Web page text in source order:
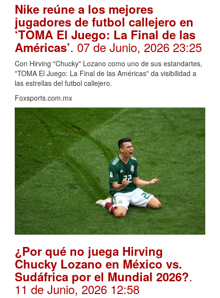
Nike reúne a los mejores
jugadores de futbol callejero en
‘TOMA El Juego: La Final de las
Américas’. 07 de Junio, 2026 23:25
Con Hirving "Chucky" Lozano como uno de sus estandartes,
"TOMA El Juego: La Final de las Américas" da visibilidad a
las estrellas del futbol callejero.
Foxsports.com.mx
¿Por qué no juega Hirving
Chucky Lozano en México vs.
Sudáfrica por el Mundial 2026?.
11 de Junio, 2026 12:58